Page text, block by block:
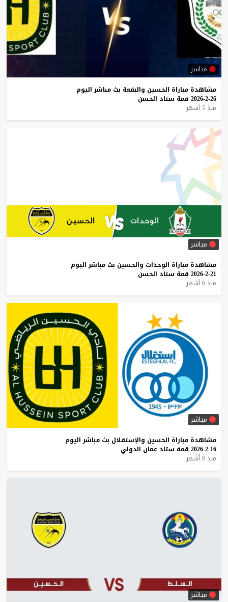
مباشر
مشاهدة مباراة الحسين والبقعة بث مباشر اليوم
26-2-2026
قمة ستاد الحسن
منذ 5 أشهر
مباشر
مشاهدة مباراة الوحدات والحسين بث مباشر اليوم
21-2-2026
قمة ستاد الحسن
منذ 6 أشهر
مباشر
مشاهدة مباراة الحسين والإستقلال بث مباشر اليوم
16-2-2026
قمة ستاد عمان الدولي
منذ 6 أشهر
مباشر